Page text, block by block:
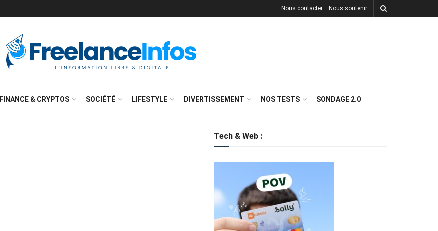
Nous contacter Nous soutenir
FINANCE & CRYPTOS SOCIÉTÉ LIFESTYLE DIVERTISSEMENT NOS TESTS SONDAGE 2.0
Tech & Web :